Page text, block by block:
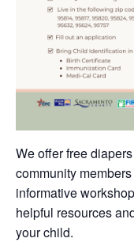
We offer free
community
informative
helpful resources
your child.